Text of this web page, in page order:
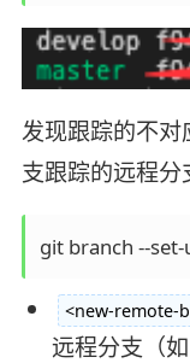
发现跟踪的不
支跟踪的远程分
git branch --
<new-remote-
远程分支（